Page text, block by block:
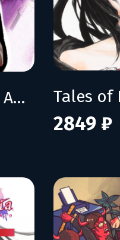
Mama's Sleeping Angels
2849 ₽